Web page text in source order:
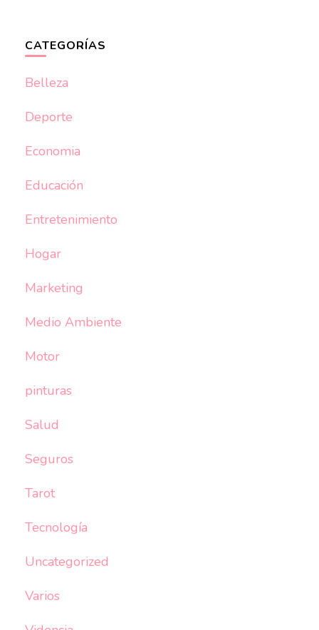
CATEGORÍAS
Belleza
Deporte
Economia
Educación
Entretenimiento
Hogar
Marketing
Medio Ambiente
Motor
pinturas
Salud
Seguros
Tarot
Tecnología
Uncategorized
Varios